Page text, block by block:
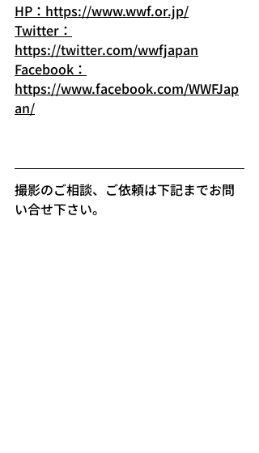
HP：https://www.wwf.or.jp/
Twitter：
https://twitter.com/wwfjapan
Facebook：
https://www.facebook.com/WWFJap
an/
撮影のご相談、ご依頼は下記までお問
い合せ下さい。